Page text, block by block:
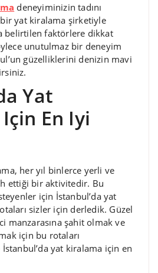
deneyiminizin tadını
bir yat kiralama şirketiyle
belirtilen faktörlere dikkat
unutulmaz bir deneyim
güzelliklerini denizin mavi
Yat
En Iyi
her yıl binlerce yerli ve
ettiği bir aktivitedir. Bu
için İstanbul’da yat
sizler için derledik. Güzel
manzarasına şahit olmak ve
için bu rotaları
yat kiralama için en